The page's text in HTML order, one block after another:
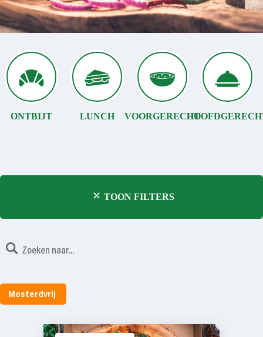
ONTBIJT LUNCH VOORGERECHT
TOON FILTERS
Mosterdvrij